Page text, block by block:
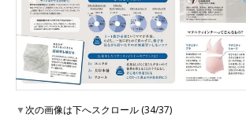
▼次の画像は下へスクロール (34/37)